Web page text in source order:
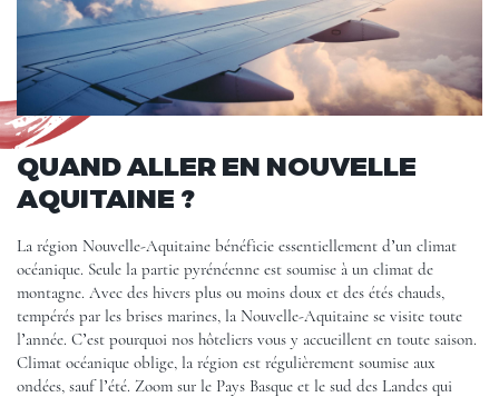
QUAND ALLER EN NOUVELLE
AQUITAINE ?
La région Nouvelle-Aquitaine bénéficie essentiellement d’un climat
océanique. Seule la partie pyrénéenne est soumise à un climat de
montagne. Avec des hivers plus ou moins doux et des étés chauds,
tempérés par les brises marines, la Nouvelle-Aquitaine se visite toute
l’année. C’est pourquoi nos hôteliers vous y accueillent en toute saison.
Climat océanique oblige, la région est régulièrement soumise aux
ondées, sauf l’été. Zoom sur le Pays Basque et le sud des Landes qui